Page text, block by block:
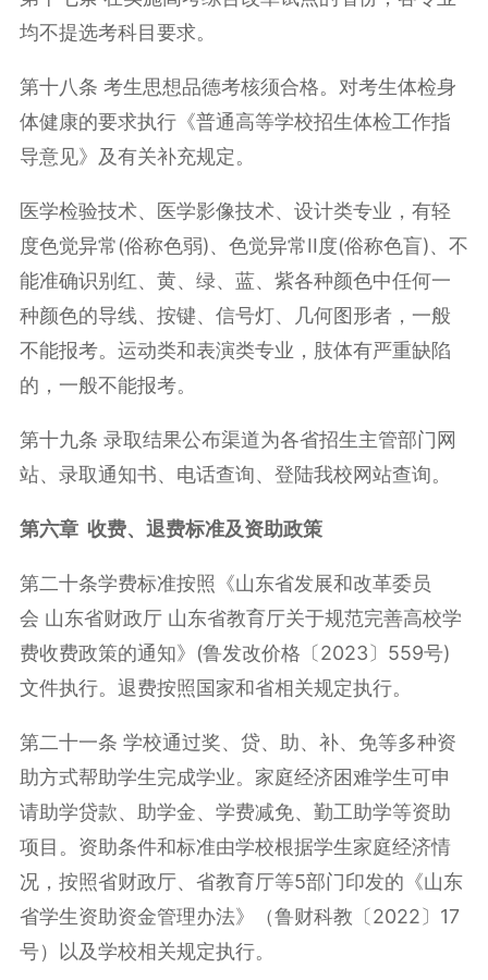
均不提选考科目要求。
第十八条 考生思想品德考核须合格。对考生体检身
体健康的要求执行《普通高等学校招生体检工作指
导意见》及有关补充规定。
医学检验技术、医学影像技术、设计类专业，有轻
度色觉异常(俗称色弱)、色觉异常II度(俗称色盲)、不
能准确识别红、黄、绿、蓝、紫各种颜色中任何一
种颜色的导线、按键、信号灯、几何图形者，一般
不能报考。运动类和表演类专业，肢体有严重缺陷
的，一般不能报考。
第十九条 录取结果公布渠道为各省招生主管部门网
站、录取通知书、电话查询、登陆我校网站查询。
第六章 收费、退费标准及资助政策
第二十条学费标准按照《山东省发展和改革委员
会 山东省财政厅 山东省教育厅关于规范完善高校学
费收费政策的通知》(鲁发改价格〔2023〕559号)
文件执行。退费按照国家和省相关规定执行。
第二十一条 学校通过奖、贷、助、补、免等多种资
助方式帮助学生完成学业。家庭经济困难学生可申
请助学贷款、助学金、学费减免、勤工助学等资助
项目。资助条件和标准由学校根据学生家庭经济情
况，按照省财政厅、省教育厅等5部门印发的《山东
省学生资助资金管理办法》（鲁财科教〔2022〕17
号）以及学校相关规定执行。